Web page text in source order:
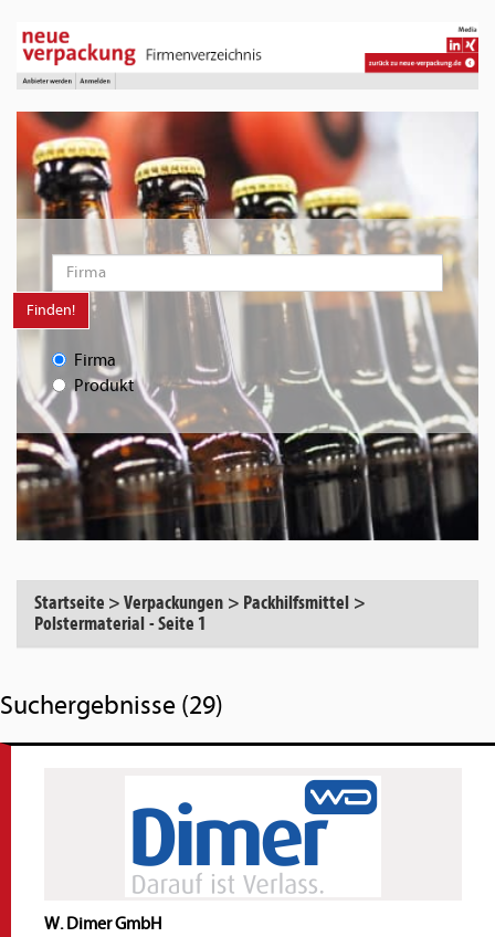
Finden!
Firma
Produkt
Startseite >Verpackungen > Packhilfsmittel >
Polstermaterial-Seite 1
Suchergebnisse (29)
W. Dimer GmbH